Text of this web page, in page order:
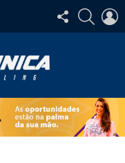
SIGA-
NOS